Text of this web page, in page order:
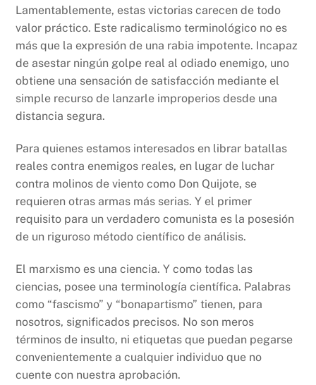
Lamentablemente, estas victorias carecen de todo
valor práctico. Este radicalismo terminológico no es
más que la expresión de una rabia impotente. Incapaz
de asestar ningún golpe real al odiado enemigo, uno
obtiene una sensación de satisfacción mediante el
simple recurso de lanzarle improperios desde una
distancia segura.
Para quienes estamos interesados en librar batallas
reales contra enemigos reales, en lugar de luchar
contra molinos de viento como Don Quijote, se
requieren otras armas más serias. Y el primer
requisito para un verdadero comunista es la posesión
de un riguroso método científico de análisis.
El marxismo es una ciencia. Y como todas las
ciencias, posee una terminología científica. Palabras
como “fascismo” y “bonapartismo” tienen, para
nosotros, significados precisos. No son meros
términos de insulto, ni etiquetas que puedan pegarse
convenientemente a cualquier individuo que no
cuente con nuestra aprobación.